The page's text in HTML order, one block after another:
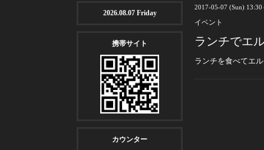
2017-05-07 (Sun) 13:30
イベント
ランチでエ
ランチを食べてエ
2026.08.07 Friday
携帯サイト
カウンター